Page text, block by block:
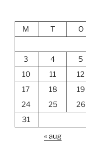
M
T O
3
4 5
10
11 12
17
18 19
24
25 26
31
« aug